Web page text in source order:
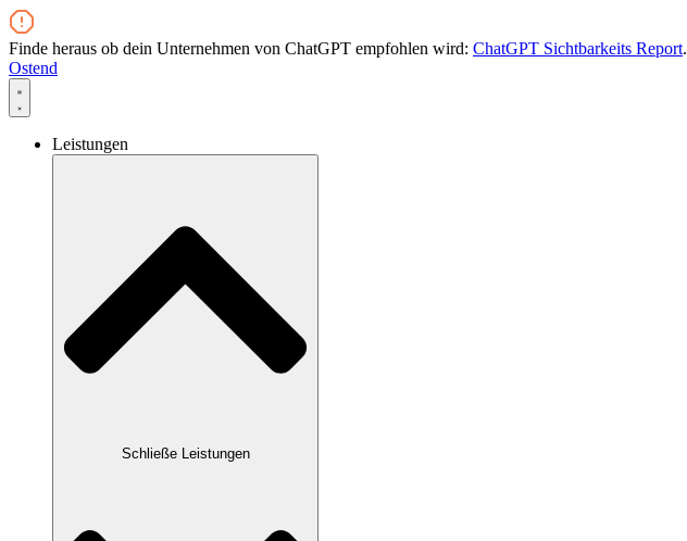
Zum
Inhalt
wechseln
Finde heraus ob dein Unternehmen von ChatGPT empfohlen wird: ChatGPT Sichtbarkeits Report.
Ostend
Leistungen
Schließe Leistungen